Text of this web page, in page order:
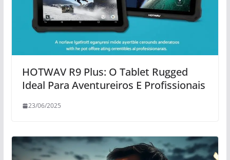
HOTWAV R9 Plus: O Tablet Rugged
Ideal Para Aventureiros E Profissionais
23/06/2025